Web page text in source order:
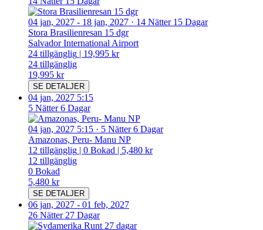
04 jan, 2027 - 18 jan, 2027 · 14 Nätter 15 Dagar
Stora Brasilienresan 15 dgr
Salvador International Airport
24 tillgänglig | 19,995 kr
24 tillgänglig
19,995 kr
SE DETALJER
04 jan, 2027 5:15
5 Nätter 6 Dagar
04 jan, 2027 5:15 · 5 Nätter 6 Dagar
Amazonas, Peru- Manu NP
12 tillgänglig | 0 Bokad | 5,480 kr
12 tillgänglig
0 Bokad
5,480 kr
SE DETALJER
06 jan, 2027 - 01 feb, 2027
26 Nätter 27 Dagar